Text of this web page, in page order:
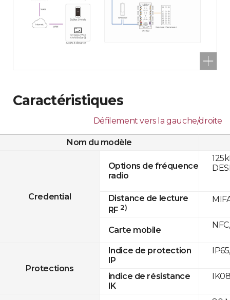
Caractéristiques
Défilement vers la gauche/droite
Nom du modèle
Credential
Options de fréquence
radio
Distance de lecture
RF 2)
Carte mobile
Protections
Indice de protection
IP
indice de résistance
IK